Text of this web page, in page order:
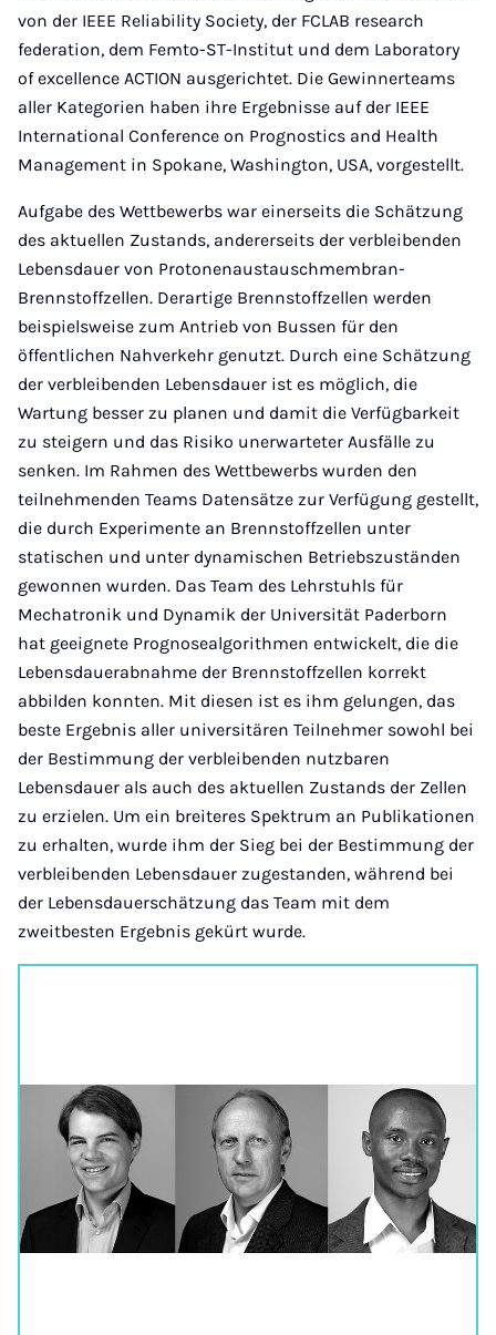
von der IEEE Reliability Society, der FCLAB research
federation, dem Femto-ST-Institut und dem Laboratory
of excellence ACTION ausgerichtet. Die Gewinnerteams
aller Kategorien haben ihre Ergebnisse auf der IEEE
International Conference on Prognostics and Health
Management in Spokane, Washington, USA, vorgestellt.
Aufgabe des Wettbewerbs war einerseits die Schätzung
des aktuellen Zustands, andererseits der verbleibenden
Lebensdauer von Protonenaustauschmembran-
Brennstoffzellen. Derartige Brennstoffzellen werden
beispielsweise zum Antrieb von Bussen für den
öffentlichen Nahverkehr genutzt. Durch eine Schätzung
der verbleibenden Lebensdauer ist es möglich, die
Wartung besser zu planen und damit die Verfügbarkeit
zu steigern und das Risiko unerwarteter Ausfälle zu
senken. Im Rahmen des Wettbewerbs wurden den
teilnehmenden Teams Datensätze zur Verfügung gestellt,
die durch Experimente an Brennstoffzellen unter
statischen und unter dynamischen Betriebszuständen
gewonnen wurden. Das Team des Lehrstuhls für
Mechatronik und Dynamik der Universität Paderborn
hat geeignete Prognosealgorithmen entwickelt, die die
Lebensdauerabnahme der Brennstoffzellen korrekt
abbilden konnten. Mit diesen ist es ihm gelungen, das
beste Ergebnis aller universitären Teilnehmer sowohl bei
der Bestimmung der verbleibenden nutzbaren
Lebensdauer als auch des aktuellen Zustands der Zellen
zu erzielen. Um ein breiteres Spektrum an Publikationen
zu erhalten, wurde ihm der Sieg bei der Bestimmung der
verbleibenden Lebensdauer zugestanden, während bei
der Lebensdauerschätzung das Team mit dem
zweitbesten Ergebnis gekürt wurde.